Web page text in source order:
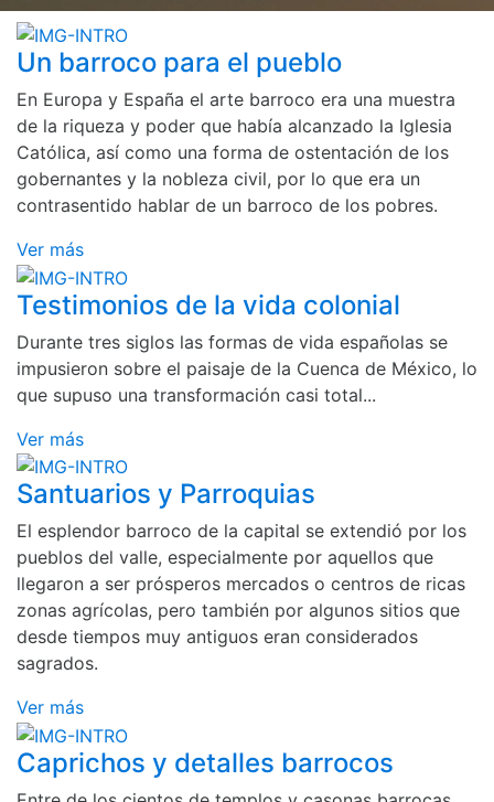
Un barroco para el pueblo
En Europa y España el arte barroco era una muestra
de la riqueza y poder que había alcanzado la Iglesia
Católica, así como una forma de ostentación de los
gobernantes y la nobleza civil, por lo que era un
contrasentido hablar de un barroco de los pobres.
Ver más
Testimonios de la vida colonial
Durante tres siglos las formas de vida españolas se
impusieron sobre el paisaje de la Cuenca de México, lo
que supuso una transformación casi total...
Ver más
Santuarios y Parroquias
El esplendor barroco de la capital se extendió por los
pueblos del valle, especialmente por aquellos que
llegaron a ser prósperos mercados o centros de ricas
zonas agrícolas, pero también por algunos sitios que
desde tiempos muy antiguos eran considerados
sagrados.
Ver más
Caprichos y detalles barrocos